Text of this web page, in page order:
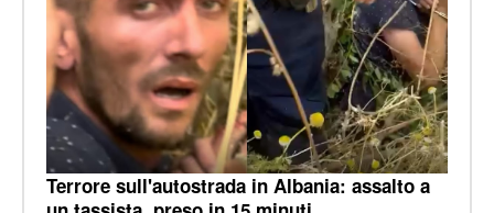
Terrore sull'autostrada in Albania: assalto a